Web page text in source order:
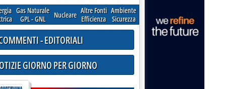
Gas Naturale
GPL - GNL
Nucleare Altre Fonti
Efficienza
Ambiente
Sicurezza
- EDITORIALI
GIORNO PER GIORNO